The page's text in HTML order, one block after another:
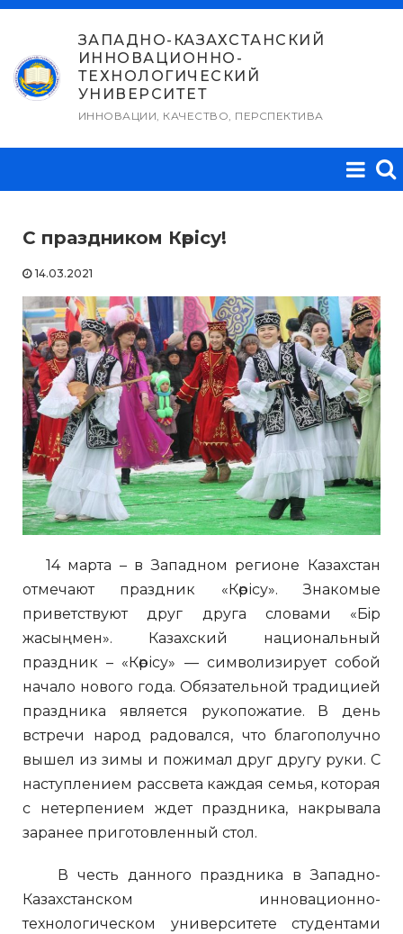
Перейти
содержимому
ЗАПАДНО-КАЗАХСТАНСКИЙ
ИННОВАЦИОННО-
ТЕХНОЛОГИЧЕСКИЙ
УНИВЕРСИТЕТ
ИННОВАЦИИ, КАЧЕСТВО, ПЕРСПЕКТИВА
С праздником Көрісу!
14.03.2021
14 марта – в Западном регионе Казахстан
отмечают праздник «Көрісу». Знакомые
приветствуют друг друга словами «Бiр
жасыңмен». Казахский национальный
праздник – «Көрісу» — символизирует собой
начало нового года. Обязательной традицией
праздника является рукопожатие. В день
встречи народ радовался, что благополучно
вышел из зимы и пожимал друг другу руки. С
наступлением рассвета каждая семья, которая
с нетерпением ждет праздника, накрывала
заранее приготовленный стол.
В честь данного праздника в Западно-
Казахстанском инновационно-
технологическом университете студентами